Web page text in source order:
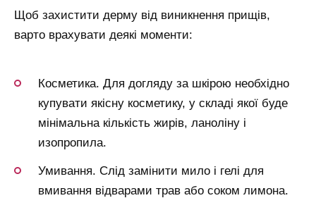
Щоб захистити дерму від виникнення прищів,
варто врахувати деякі моменти:
Косметика. Для догляду за шкірою необхідно
купувати якісну косметику, у складі якої буде
мінімальна кількість жирів, ланоліну і
изопропила.
Умивання. Слід замінити мило і гелі для
вмивання відварами трав або соком лимона.